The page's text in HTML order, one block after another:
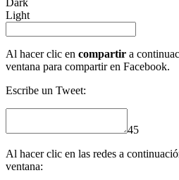
Dark
Light
Al hacer clic en compartir a
ventana para compartir en Facebook.
Escribe un Tweet:
45
Al hacer clic en las redes a
ventana: